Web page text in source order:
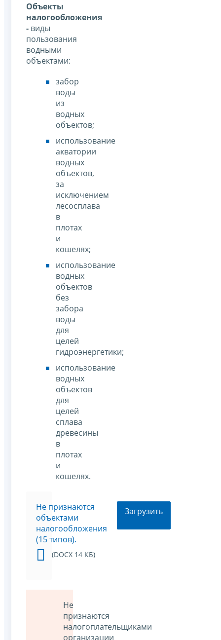
Объекты
налогообложения
- виды
пользования
водными
объектами:
забор
воды
из
водных
объектов;
использование
акватории
водных
объектов,
за
исключением
лесосплава
в
плотах
и
кошелях;
использование
водных
объектов
без
забора
воды
для
целей
гидроэнергетики;
использование
водных
объектов
для
целей
сплава
древесины
в
плотах
и
кошелях.
Не признаются
объектами
налогообложения
(15 типов).
(DOCX 14 КБ)
Загрузить
Не
признаются
налогоплательщиками
организации